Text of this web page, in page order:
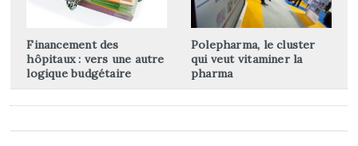
Financement des
hôpitaux : vers une autre
logique budgétaire
Polepharma, le cluster
qui veut vitaminer la
pharma